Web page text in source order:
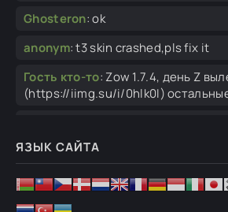
Ghosteron:ok
anonym:t3 skin crashed,pls fix it
Гость кто-то: Zow 1.7.4, день Z
(https://iimg.su/i/0hlk0I)
есть в планах?
Гость Николай:Спасибо, понял
ЯЗЫК САЙТА